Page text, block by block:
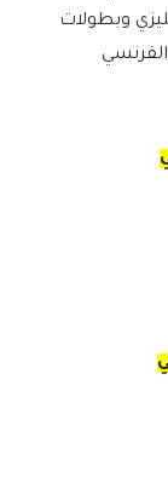
وبطولات